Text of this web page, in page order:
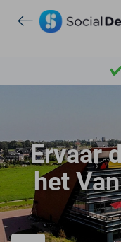
7
Ervaar
het